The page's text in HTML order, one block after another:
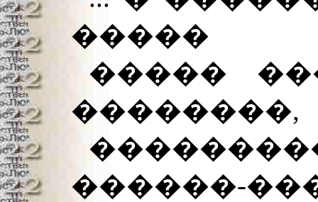
�����
�����
��������,
������-